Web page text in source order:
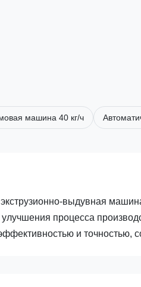
машина 40 кг/ч
выдувная
процесса
и точностью,